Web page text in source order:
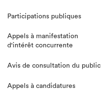
Participations publiques
Appels à manifestation
d'intérêt concurrente
Avis de consultation du public
Appels à candidatures